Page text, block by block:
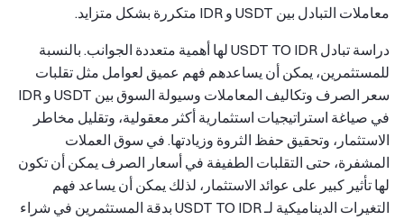
معاملات التبادل بين USDT و IDR متكررة بشكل متزايد.
دراسة تبادل USDT TO IDR لها أهمية متعددة الجوانب. بالنسبة
للمستثمرين، يمكن أن يساعدهم فهم عميق لعوامل مثل تقلبات
سعر الصرف وتكاليف المعاملات وسيولة السوق بين USDT و IDR
في صياغة استراتيجيات استثمارية أكثر معقولية، وتقليل مخاطر
الاستثمار، وتحقيق حفظ الثروة وزيادتها. في سوق العملات
المشفرة، حتى التقلبات الطفيفة في أسعار الصرف يمكن أن تكون
لها تأثير كبير على عوائد الاستثمار، لذلك يمكن أن يساعد فهم
التغيرات الديناميكية لـ USDT TO IDR بدقة المستثمرين في شراء